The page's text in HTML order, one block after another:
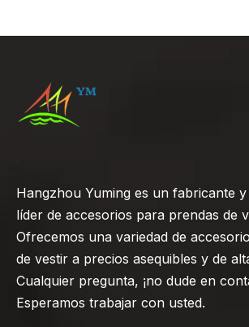
Hangzhou Yuming es un fabricante
líder de accesorios para prendas de
Ofrecemos una variedad de
de vestir a precios asequibles y de
Cualquier pregunta, ¡no dude en
Esperamos trabajar con usted.